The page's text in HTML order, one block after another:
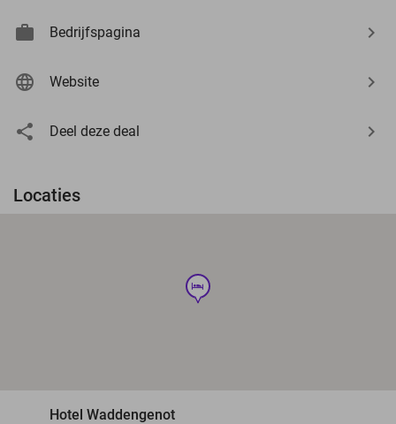
Bedrijfspagina
Website
Deel deze deal
Locaties
hotel
Hotel Waddengenot